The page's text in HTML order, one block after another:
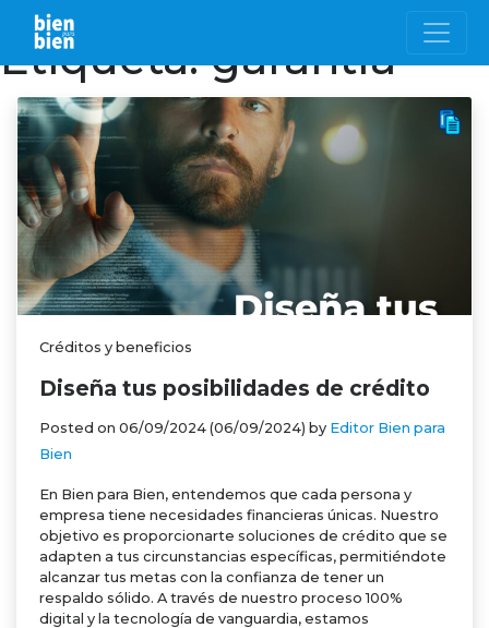
Etiqueta:garantía
Créditos y beneficios
Diseña tus posibilidades de crédito
Posted on 06/09/2024 (06/09/2024) by Editor Bien para
Bien
En Bien para Bien, entendemos que cada persona y
empresa tiene necesidades financieras únicas. Nuestro
objetivo es proporcionarte soluciones de crédito que se
adapten a tus circunstancias específicas, permitiéndote
alcanzar tus metas con la confianza de tener un
respaldo sólido. A través de nuestro proceso 100%
digital y la tecnología de vanguardia, estamos